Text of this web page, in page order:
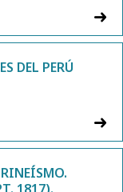
DEL PERÚ